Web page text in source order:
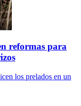
reformas para
los prelados en un